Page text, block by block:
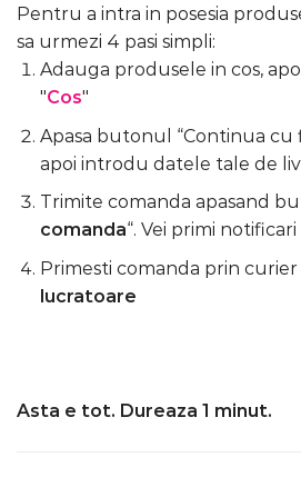
Pentru a intra in posesia
sa urmezi 4 pasi simpli:
Adauga produsele in cos,
"Cos"
Apasa butonul “Continua cu
apoi introdu datele tale de
Trimite comanda apasand
comanda“. Vei primi
Primesti comanda prin curier
lucratoare
Asta e tot. Dureaza 1 minut.